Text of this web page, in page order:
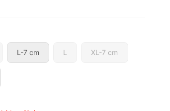
L-7 cmL-7 cm L XL-7 cm